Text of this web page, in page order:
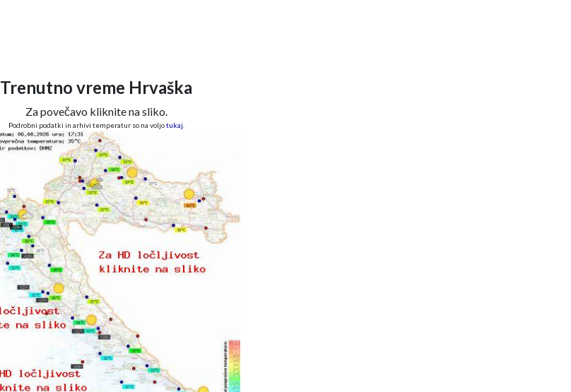
Trenutno vreme Hrvaška
Za povečavo kliknite na sliko.
Podrobni podatki in arhivi temperatur so na voljotukaj